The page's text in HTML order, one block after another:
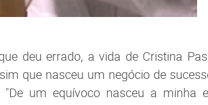
deu errado, a vida de Cristina
que nasceu um negócio de
um equívoco nasceu a minha